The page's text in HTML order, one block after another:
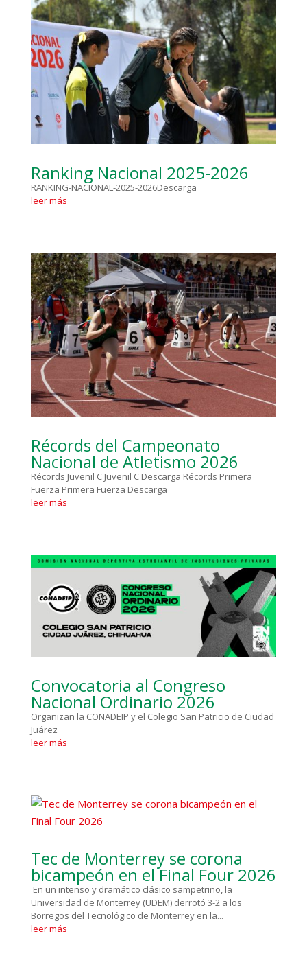
Ranking Nacional 2025-2026
RANKING-NACIONAL-2025-2026Descarga
leer más
Récords del Campeonato
Nacional de Atletismo 2026
Récords Juvenil C Juvenil C Descarga Récords Primera
Fuerza Primera Fuerza Descarga
leer más
Convocatoria al Congreso
Nacional Ordinario 2026
Organizan la CONADEIP y el Colegio San Patricio de Ciudad
Juárez
leer más
Tec de Monterrey se corona
bicampeón en el Final Four 2026
En un intenso y dramático clásico sampetrino, la
Universidad de Monterrey (UDEM) derrotó 3-2 a los
Borregos del Tecnológico de Monterrey en la...
leer más